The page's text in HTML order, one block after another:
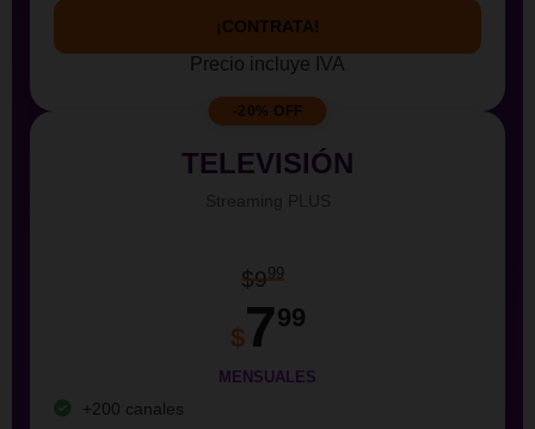
¡CONTRATA!
Precio incluye IVA
-20% OFF
TELEVISIÓN
$999
$799
MENSUALES
+200 canales